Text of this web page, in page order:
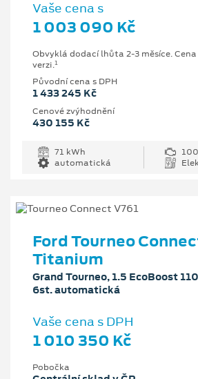
Vaše cena s
1 003 090 Kč
Obvyklá dodací lhůta 2-3 měsíce.
verzi.1
Původní cena s DPH
1 433 245 Kč
Cenové zvýhodnění
430 155 Kč
71 kWh
automatická
Ford Tourneo
Titanium
Grand Tourneo, 1.5 EcoBoost
6st. automatická
Vaše cena s DPH
1 010 350 Kč
Pobočka